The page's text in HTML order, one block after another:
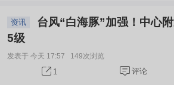
体一期产线目前仅处于试生产、小批
成规模效应。本次定增募资中的1.7亿
建设；温州宏丰在温州海洋经济发展
5万吨铜箔生产基地，涵盖3万吨锂电
资讯
5级
发表于 今天 17:57 149次浏览
1 评论